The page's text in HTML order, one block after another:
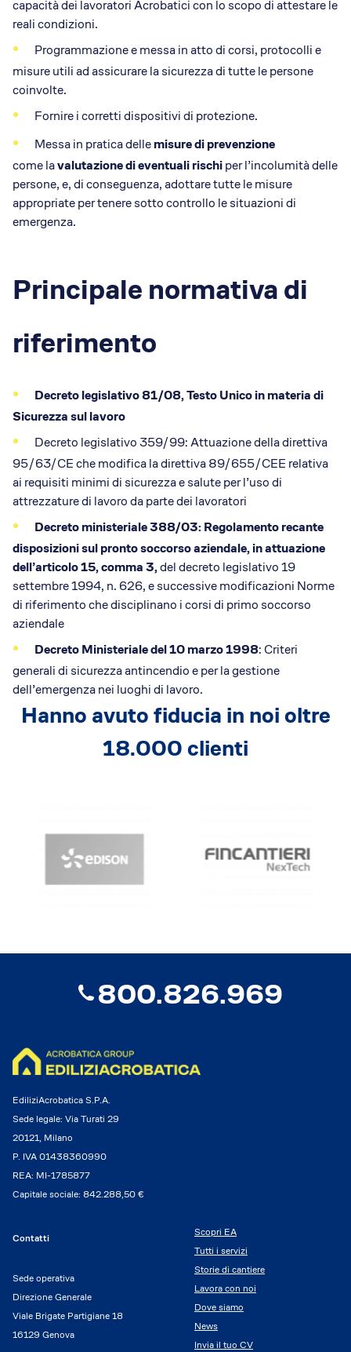
capacità dei lavoratori Acrobatici con lo scopo di attestare le
reali condizioni.
Programmazione e messa in atto di corsi, protocolli e
misure utili ad assicurare la sicurezza di tutte le persone
coinvolte.
Fornire i corretti dispositivi di protezione.
Messa in pratica dellemisure di prevenzione
come lavalutazione di eventuali rischiper l’incolumità delle
persone, e, di conseguenza, adottare tutte le misure
appropriate per tenere sotto controllo le situazioni di
emergenza.
Principale normativa di
riferimento
Decreto legislativo 81/08, Testo Unico in materia di
Sicurezza sul lavoro
Decreto legislativo 359/99: Attuazione della direttiva
95/63/CE che modifica la direttiva 89/655/CEE relativa
ai requisiti minimi di sicurezza e salute per l’uso di
attrezzature di lavoro da parte dei lavoratori
Decreto ministeriale 388/03: Regolamento recante
disposizioni sul pronto soccorso aziendale, in attuazione
dell’articolo 15, comma 3,del decreto legislativo 19
settembre 1994, n. 626, e successive modificazioni Norme
di riferimento che disciplinano i corsi di primo soccorso
aziendale
Decreto Ministeriale del 10 marzo 1998: Criteri
generali di sicurezza antincendio e per la gestione
dell’emergenza nei luoghi di lavoro.
Hanno avuto fiducia in noi oltre
18.000 clienti
800.826.969
EdiliziAcrobatica S.P.A.
Sede legale: Via Turati 29
20121, Milano
P. IVA 01438360990
REA: MI-1785877
Capitale sociale: 842.288,50 €
Contatti
Sede operativa
Direzione Generale
Viale Brigate Partigiane 18
16129 Genova
Scopri EA
Tutti i servizi
Storie di cantiere
Lavora con noi
Dove siamo
News
Invia il tuo CV